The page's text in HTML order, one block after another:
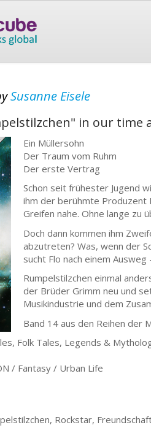
Susanne Eisele
in our time
Ein Müllersohn
Der Traum vom Ruhm
Der erste Vertrag
Schon seit frühester Jugend
ihm der berühmte Produzent
Greifen nahe. Ohne lange zu
Doch dann kommen ihm
abzutreten? Was, wenn der
sucht Flo nach einem
Rumpelstilzchen einmal
der Brüder Grimm neu und
Musikindustrie und dem
Band 14 aus den Reihen der
Folk Tales, Legends &
/ Fantasy / Urban Life
Rockstar,